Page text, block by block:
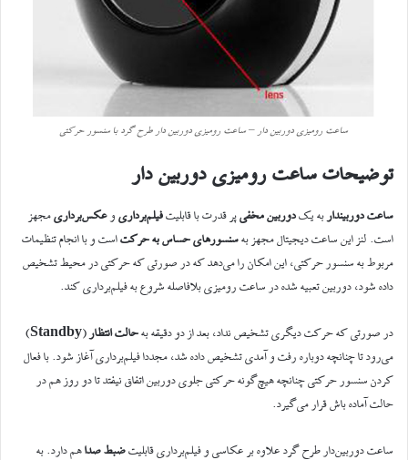
ساعت رومیزی دوربین دار – ساعت رومیزی دوربین دار طرح گرد با سنسور حرکتی
توضیحات ساعت رومیزی دوربین دار
ساعت دوربیندار به یکدوربین مخفیپر قدرت با قابلیتفیلم‌برداری و عکس‌برداریمجهز
است. لنز این ساعت دیجیتال مجهز بهسنسور‌های حساس به حرکتاست و با انجام تنظیمات
مربوط به سنسور حرکتی، این امکان را می‌دهد که در صورتی که حرکتی در محیط تشخیص
داده شود، دوربین تعبیه شده در ساعت رومیزی بلافاصله شروع به فیلم‌برداری کند.
در صورتی که حرکت دیگری تشخیص نداد، بعد از دو دقیقه بهحالت انتظار (
Standby
)
می‌رود تا چنانچه دوباره رفت و آمدی تشخیص داده شد، مجددا فیلم‌برداری آغاز شود. با فعال
کردن سنسور حرکتی چنانچه هیچ‌گونه حرکتی جلوی دوربین اتفاق نیفتد تا دو روز هم در
حالت آماده باش قرار می‌گیرد.
ساعت دوربین‌دار طرح گرد علاوه بر عکاسی و فیلم‌برداری قابلیتضبط صداهم دارد. به